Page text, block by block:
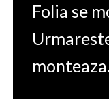
Folia se
monteaza.